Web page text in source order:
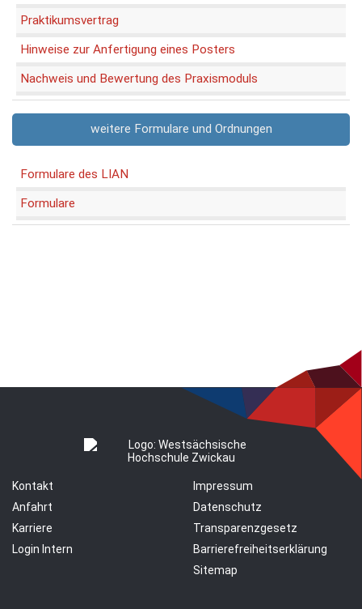
Praktikumsvertrag
Hinweise zur Anfertigung eines Posters
Nachweis und Bewertung des Praxismoduls
weitere Formulare und Ordnungen
Formulare des LIAN
Formulare
Kontakt
Anfahrt
Karriere
Login Intern
Impressum
Datenschutz
Transparenzgesetz
Barrierefreiheitserklärung
Sitemap